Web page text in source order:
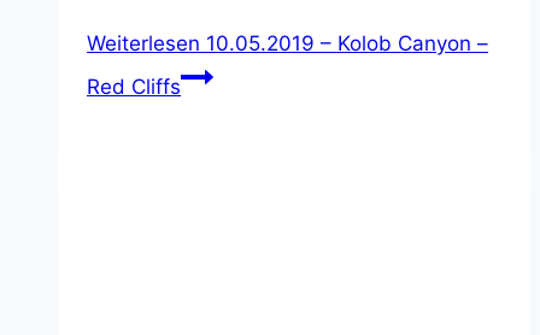
Weiterlesen 10.05.2019 – Kolob Canyon –
Red Cliffs